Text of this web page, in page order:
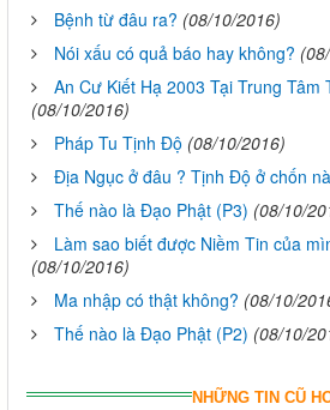
Bệnh từ đâu ra? (08/10/2016)
Nói xấu có quả báo hay không?
An Cư Kiết Hạ 2003 Tại Trung Tâm
(08/10/2016)
Pháp Tu Tịnh Độ (08/10/2016)
Địa Ngục ở đâu ? Tịnh Độ ở chốn
Thế nào là Đạo Phật (P3) (08/10/
Làm sao biết được Niềm Tin của
(08/10/2016)
Ma nhập có thật không? (08/10/
Thế nào là Đạo Phật (P2) (08/10/
NHỮNG TIN CŨ